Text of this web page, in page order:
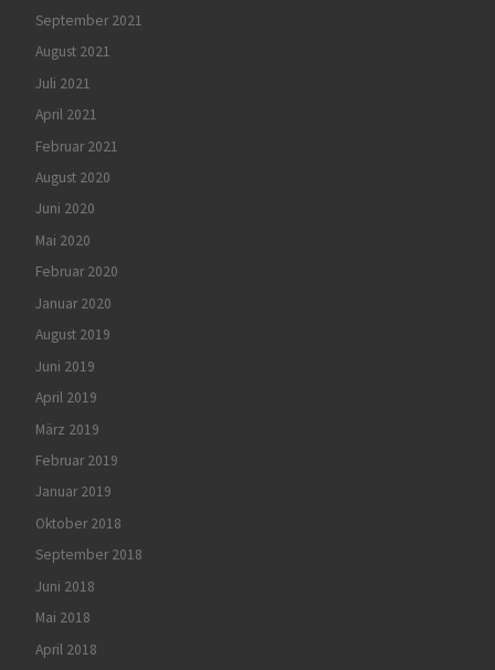
September 2021
August 2021
Juli 2021
April 2021
Februar 2021
August 2020
Juni 2020
Mai 2020
Februar 2020
Januar 2020
August 2019
Juni 2019
April 2019
März 2019
Februar 2019
Januar 2019
Oktober 2018
September 2018
Juni 2018
Mai 2018
April 2018